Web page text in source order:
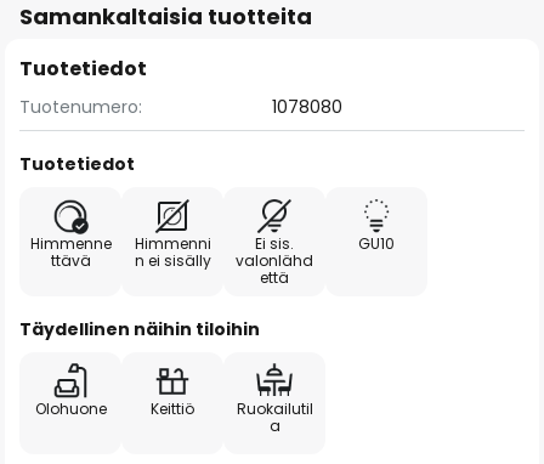
Samankaltaisia tuotteita
Tuotetiedot
Tuotenumero: 1078080
Tuotetiedot
Himmenne
ttävä
Himmenni
n ei sisälly
Ei sis.
valonlähd
että
GU10
Täydellinen näihin tiloihin
Olohuone Keittiö
Ruokailutil
a